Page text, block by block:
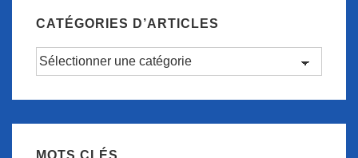
CATÉGORIES D’ARTICLES
Catégories
MOTS CLÉS